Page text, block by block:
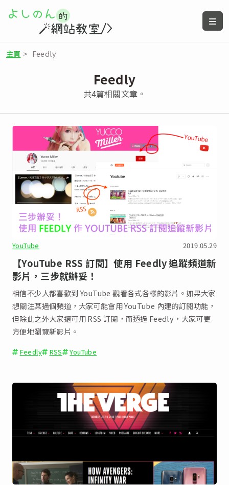
主頁 > Feedly
Feedly
共4篇相關文章。
YouTube 2019.05.29
【YouTube RSS 訂閱】使用 Feedly 追蹤頻道新
影片，三步就辦妥！
相信不少人都喜歡到 YouTube 觀看各式各樣的影片。如果大家
想關注某過個頻道，大家可能會用 YouTube 內建的訂閱功能，
但除此之外大家還可用 RSS 訂閱，而透過 Feedly，大家可更
方便地瀏覽新影片。
Feedly RSS YouTube